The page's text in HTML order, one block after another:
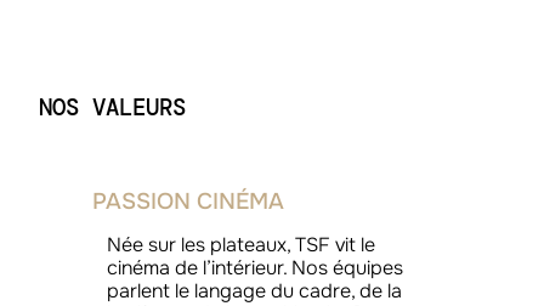
NOS VALEURS
PASSION CINÉMA
Née sur les plateaux, TSF vit le
cinéma de l’intérieur. Nos équipes
parlent le langage du cadre, de la